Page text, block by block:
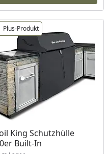
Plus-Produkt
King Schutzhülle
Built-In
am Lager